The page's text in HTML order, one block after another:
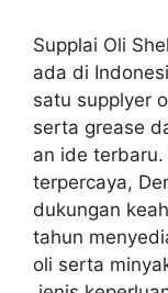
Supplai Oli
ada di
satu supplyer
serta grease
an ide
terpercaya,
dukungan
tahun
oli serta